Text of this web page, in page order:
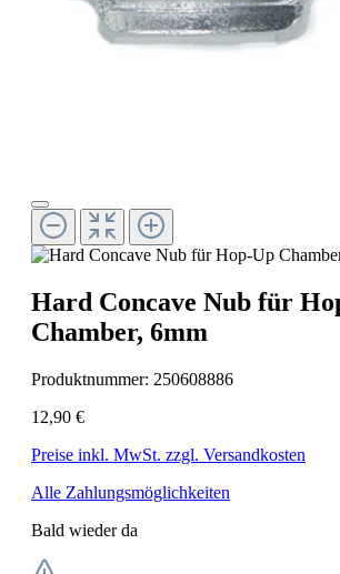
Hard Concave Nub für
Chamber, 6mm
Produktnummer: 250608886
12,90 €
Preise inkl. MwSt. zzgl. Versandkosten
Alle Zahlungsmöglichkeiten
Bald wieder da